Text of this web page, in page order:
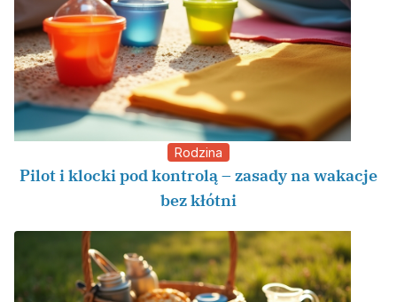
Rodzina
Pilot i klocki pod kontrolą – zasady na wakacje
bez kłótni